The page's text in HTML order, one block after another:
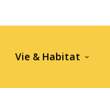
Vie & Habitat